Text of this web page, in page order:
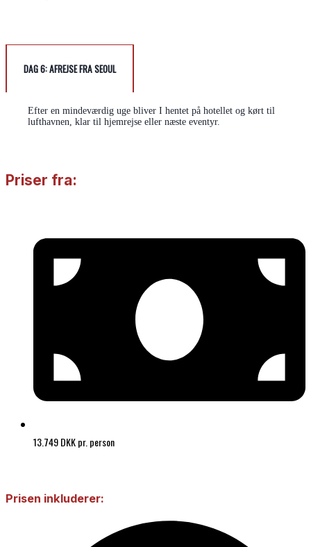
DAG 6:AFREJSE FRA SEOUL
Efter en mindeværdig uge bliver I hentet på hotellet og kørt til
lufthavnen, klar til hjemrejse eller næste eventyr.
Priser fra:
13.749 DKK pr. person
Prisen inkluderer: